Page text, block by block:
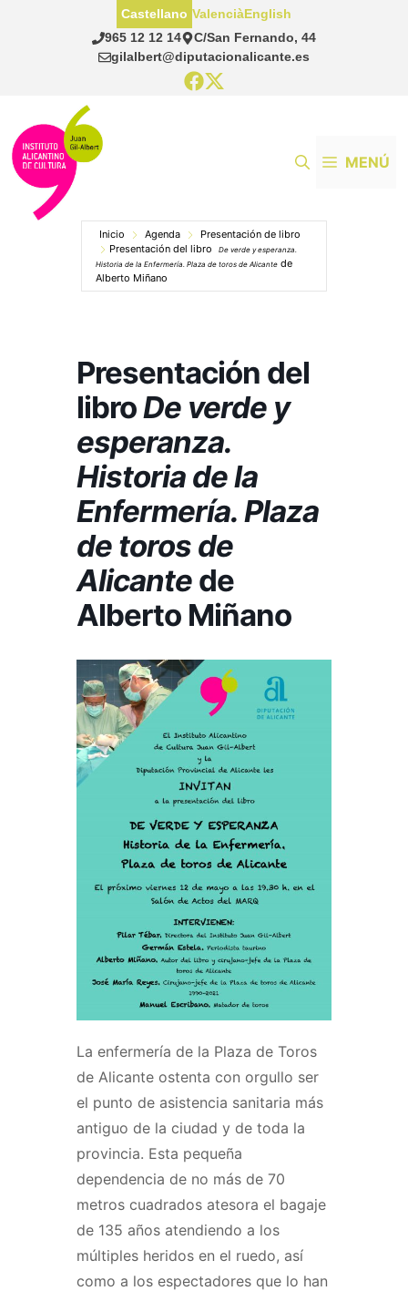
965 12 12 14
C/San Fernando, 44
gilalbert@diputacionalicante.es
Castellano ValenciàEnglish
MENÚ
Inicio Agenda
Presentación de libro
Presentación del libro
De verde y esperanza.
Historia de la Enfermería. Plaza de toros de Alicante de
Alberto Miñano
Presentación del
libroDe verde y
esperanza.
Historia de la
Enfermería. Plaza
de toros de
Alicante de
Alberto Miñano
La enfermería de la Plaza de Toros
de Alicante ostenta con orgullo ser
el punto de asistencia sanitaria más
antiguo de la ciudad y de toda la
provincia. Esta pequeña
dependencia de no más de 70
metros cuadrados atesora el bagaje
de 135 años atendiendo a los
múltiples heridos en el ruedo, así
como a los espectadores que lo han